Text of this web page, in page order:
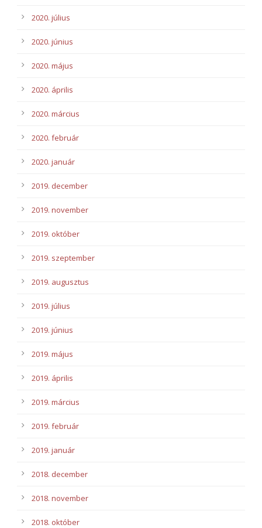
2020. július
2020. június
2020. május
2020. április
2020. március
2020. február
2020. január
2019. december
2019. november
2019. október
2019. szeptember
2019. augusztus
2019. július
2019. június
2019. május
2019. április
2019. március
2019. február
2019. január
2018. december
2018. november
2018. október